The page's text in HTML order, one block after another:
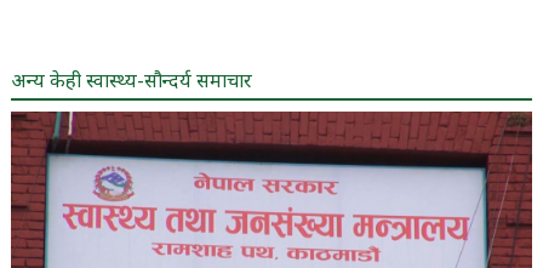
अन्य केही स्वास्थ्य-सौन्दर्य समाचार